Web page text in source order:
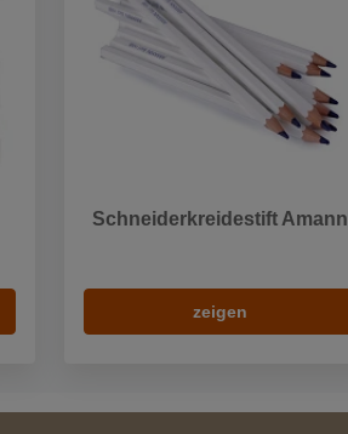
Schneiderkreidestift Amann
zeigen